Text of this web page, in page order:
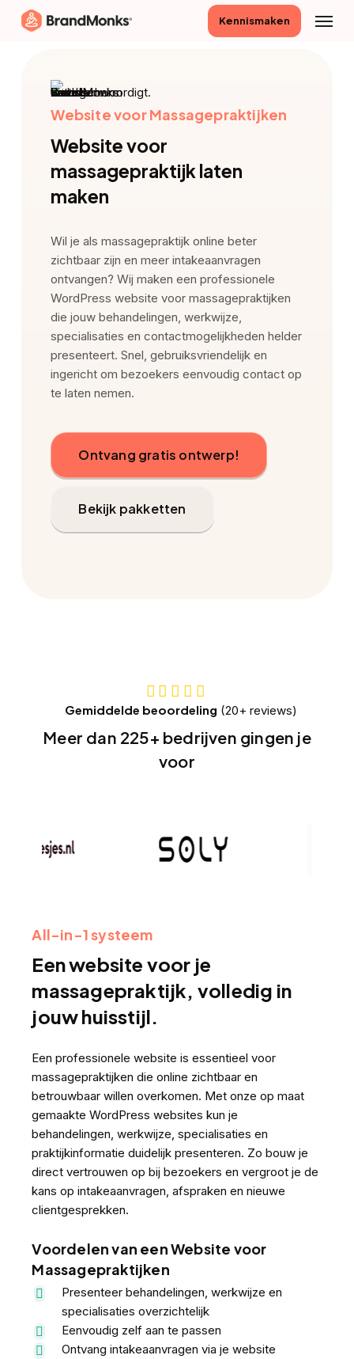
Kennismaken
Website voor Massagepraktijken
Website voor
massagepraktijk laten
maken
Wil je als massagepraktijk online beter
zichtbaar zijn en meer intakeaanvragen
ontvangen? Wij maken een professionele
WordPress website voor massagepraktijken
die jouw behandelingen, werkwijze,
specialisaties en contactmogelijkheden helder
presenteert. Snel, gebruiksvriendelijk en
ingericht om bezoekers eenvoudig contact op
te laten nemen.
Ontvang gratis ontwerp!
Bekijk pakketten
Gemiddelde beoordeling (20+ reviews)
Meer dan 225+ bedrijven gingen je
voor
All-in-1 systeem
Een website voor je
massagepraktijk, volledig in
jouw huisstijl.
Een professionele website is essentieel voor
massagepraktijken die online zichtbaar en
betrouwbaar willen overkomen. Met onze op maat
gemaakte WordPress websites kun je
behandelingen, werkwijze, specialisaties en
praktijkinformatie duidelijk presenteren. Zo bouw je
direct vertrouwen op bij bezoekers en vergroot je de
kans op intakeaanvragen, afspraken en nieuwe
clientgesprekken.
Voordelen van een Website voor
Massagepraktijken
Presenteer behandelingen, werkwijze en
specialisaties overzichtelijk
Eenvoudig zelf aan te passen
Ontvang intakeaanvragen via je website